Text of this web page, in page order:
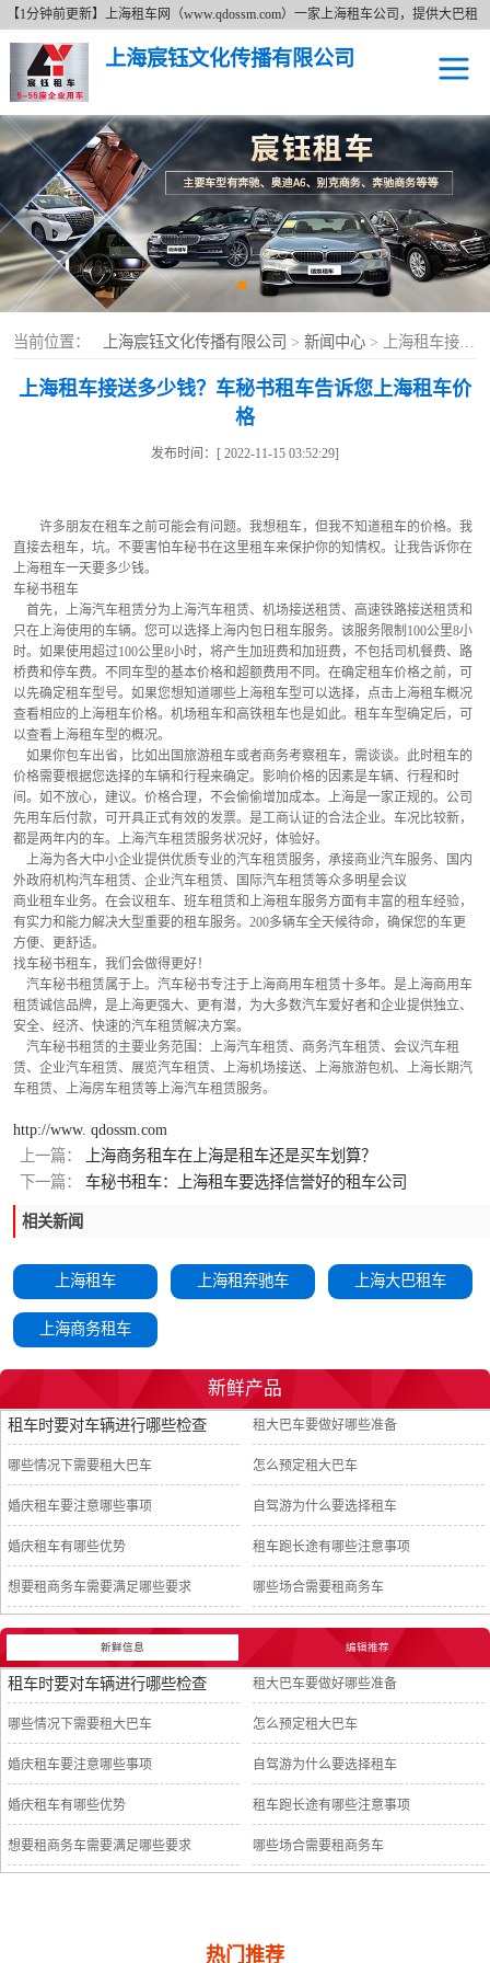
【1分钟前更新】上海租车网（www.qdossm.com）一家上海租车公司，提供大巴租
车、商务租车、租奔驰、租商务车等租车服务，详细了解租车价格拨打免费咨询电
话17621673395。上海租车网以追求更好无止境的服务宗旨、持续的改善服务质量
的经营理念及费用透明的上海租车价格为广大新老客户提供各种类型的租车服务。
上海宸钰文化传播有限公司
当前位置： 上海宸钰文化传播有限公司 > 新闻中心 > 上海租车接送多少钱？车秘书租车告诉您上海租车价格
上海租车接送多少钱？车秘书租车告诉您上海租车价
格
发布时间：[ 2022-11-15 03:52:29]
直接去租车，坑。不要害怕车秘书在这里租车来保护你的知情权。让我告诉你在
上海租车一天要多少钱。
车秘书租车
只在上海使用的车辆。您可以选择上海内包日租车服务。该服务限制100公里8小
时。如果使用超过100公里8小时，将产生加班费和加班费，不包括司机餐费、路
桥费和停车费。不同车型的基本价格和超额费用不同。在确定租车价格之前，可
以先确定租车型号。如果您想知道哪些上海租车型可以选择，点击上海租车概况
查看相应的上海租车价格。机场租车和高铁租车也是如此。租车车型确定后，可
以查看上海租车型的概况。
价格需要根据您选择的车辆和行程来确定。影响价格的因素是车辆、行程和时
间。如不放心，建议。价格合理，不会偷偷增加成本。上海是一家正规的。公司
先用车后付款，可开具正式有效的发票。是工商认证的合法企业。车况比较新，
都是两年内的车。上海汽车租赁服务状况好，体验好。
外政府机构汽车租赁、企业汽车租赁、国际汽车租赁等众多明星会议
商业租车业务。在会议租车、班车租赁和上海租车服务方面有丰富的租车经验，
有实力和能力解决大型重要的租车服务。200多辆车全天候待命，确保您的车更
方便、更舒适。
找车秘书租车，我们会做得更好！
租赁诚信品牌，是上海更强大、更有潜，为大多数汽车爱好者和企业提供独立、
安全、经济、快速的汽车租赁解决方案。
赁、企业汽车租赁、展览汽车租赁、上海机场接送、上海旅游包机、上海长期汽
车租赁、上海房车租赁等上海汽车租赁服务。
http://www. qdossm.com
上一篇：
上海商务租车在上海是租车还是买车划算？
下一篇：
车秘书租车：上海租车要选择信誉好的租车公司
相关新闻
上海租车 上海租奔驰车 上海大巴租车
上海商务租车
新鲜产品
租车时要对车辆进行哪些检查 租大巴车要做好哪些准备
哪些情况下需要租大巴车 怎么预定租大巴车
婚庆租车要注意哪些事项 自驾游为什么要选择租车
婚庆租车有哪些优势 租车跑长途有哪些注意事项
想要租商务车需要满足哪些要求 哪些场合需要租商务车
新鲜信息 编辑推荐
租车时要对车辆进行哪些检查 租大巴车要做好哪些准备
哪些情况下需要租大巴车 怎么预定租大巴车
婚庆租车要注意哪些事项 自驾游为什么要选择租车
婚庆租车有哪些优势 租车跑长途有哪些注意事项
想要租商务车需要满足哪些要求 哪些场合需要租商务车
热门推荐
上海租车
上海租奔驰车
上海大巴租车
上海商务租车